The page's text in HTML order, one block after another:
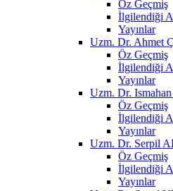
Öz Geçmiş
İlgilendiği
Yayınlar
Uzm. Dr. Ahmet
Öz Geçmiş
İlgilendiği
Yayınlar
Uzm. Dr.
Öz Geçmiş
İlgilendiği
Yayınlar
Uzm. Dr. Serpil
Öz Geçmiş
İlgilendiği
Yayınlar